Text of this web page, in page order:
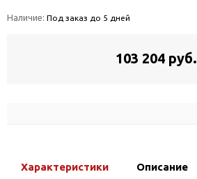
Наличие: Под заказ до 5 дней
103 204 руб.
Характеристики Описание